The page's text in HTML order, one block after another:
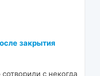
закрытия
с некогда